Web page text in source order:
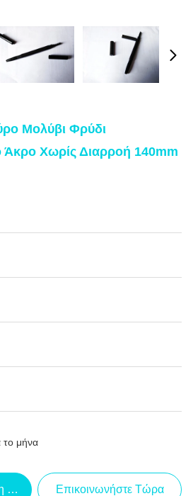
Μολύβι Φρύδι
Άκρο Χωρίς Διαρροή 140mm
το μήνα
Επικοινωνήστε Τώρα